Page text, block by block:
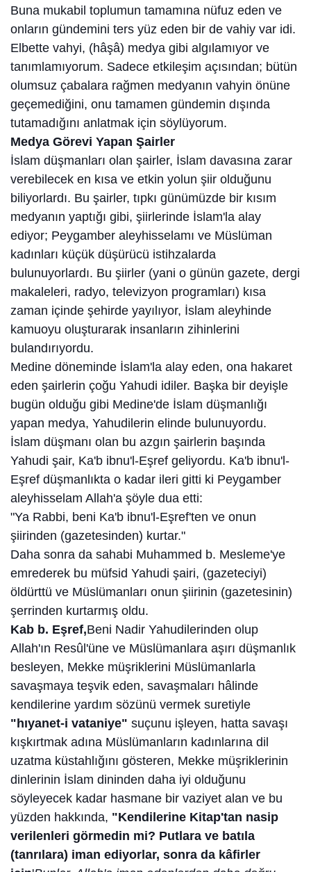
Buna mukabil toplumun tamamına nüfuz eden ve
onların gündemini ters yüz eden bir de vahiy var idi.
Elbette vahyi, (hâşâ) medya gibi algılamıyor ve
tanımlamıyorum. Sadece etkileşim açısından; bütün
olumsuz çabalara rağmen medyanın vahyin önüne
geçemediğini, onu tamamen gündemin dışında
tutamadığını anlatmak için söylüyorum.
Medya Görevi Yapan Şairler
İslam düşmanları olan şairler, İslam davasına zarar
verebilecek en kısa ve etkin yolun şiir olduğunu
biliyorlardı. Bu şairler, tıpkı günümüzde bir kısım
medyanın yaptığı gibi, şiirlerinde İslam'la alay
ediyor; Peygamber aleyhisselamı ve Müslüman
kadınları küçük düşürücü istihzalarda
bulunuyorlardı. Bu şiirler (yani o günün gazete, dergi
makaleleri, radyo, televizyon programları) kısa
zaman içinde şehirde yayılıyor, İslam aleyhinde
kamuoyu oluşturarak insanların zihinlerini
bulandırıyordu.
Medine döneminde İslam'la alay eden, ona hakaret
eden şairlerin çoğu Yahudi idiler. Başka bir deyişle
bugün olduğu gibi Medine'de İslam düşmanlığı
yapan medya, Yahudilerin elinde bulunuyordu.
İslam düşmanı olan bu azgın şairlerin başında
Yahudi şair, Ka'b ibnu'l-Eşref geliyordu. Ka'b ibnu'l-
Eşref düşmanlıkta o kadar ileri gitti ki Peygamber
aleyhisselam Allah'a şöyle dua etti:
"Ya Rabbi, beni Ka'b ibnu'l-Eşref'ten ve onun
şiirinden (gazetesinden) kurtar."
Daha sonra da sahabi Muhammed b. Mesleme'ye
emrederek bu müfsid Yahudi şairi, (gazeteciyi)
öldürttü ve Müslümanları onun şiirinin (gazetesinin)
şerrinden kurtarmış oldu.
Kab b. Eşref,Beni Nadir Yahudilerinden olup
Allah'ın Resûl'üne ve Müslümanlara aşırı düşmanlık
besleyen, Mekke müşriklerini Müslümanlarla
savaşmaya teşvik eden, savaşmaları hâlinde
kendilerine yardım sözünü vermek suretiyle
"hıyanet-i vataniye" suçunu işleyen, hatta savaşı
kışkırtmak adına Müslümanların kadınlarına dil
uzatma küstahlığını gösteren, Mekke müşriklerinin
dinlerinin İslam dininden daha iyi olduğunu
söyleyecek kadar hasmane bir vaziyet alan ve bu
yüzden hakkında, "Kendilerine Kitap'tan nasip
verilenleri görmedin mi? Putlara ve batıla
(tanrılara) iman ediyorlar, sonra da kâfirler